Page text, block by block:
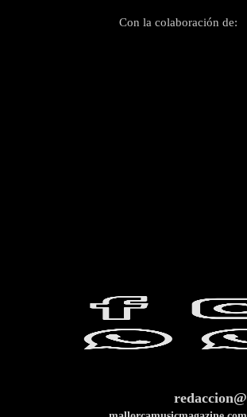
Con la colaboración de:
redaccion@